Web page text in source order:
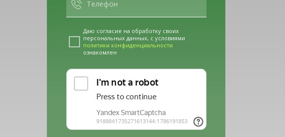
Даю согласие на обработку своих
персональных данных, с условиями
политики конфиденциальности
ознакомлен